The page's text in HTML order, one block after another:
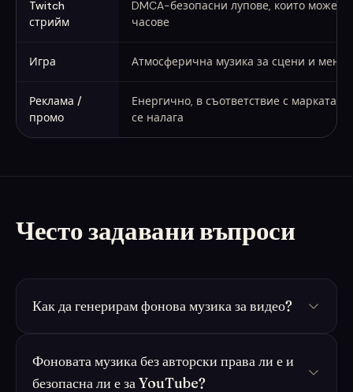
Twitch
стрийм
DMCA-безопасни лупове, които можете
часове
Игра Атмосферична музика за сцени и меню
Реклама /
промо
Енергично, в съответствие с марката
се налага
Често задавани въпроси
Как да генерирам фонова музика за видео?
Фоновата музика без авторски права ли е и
безопасна ли е за YouTube?